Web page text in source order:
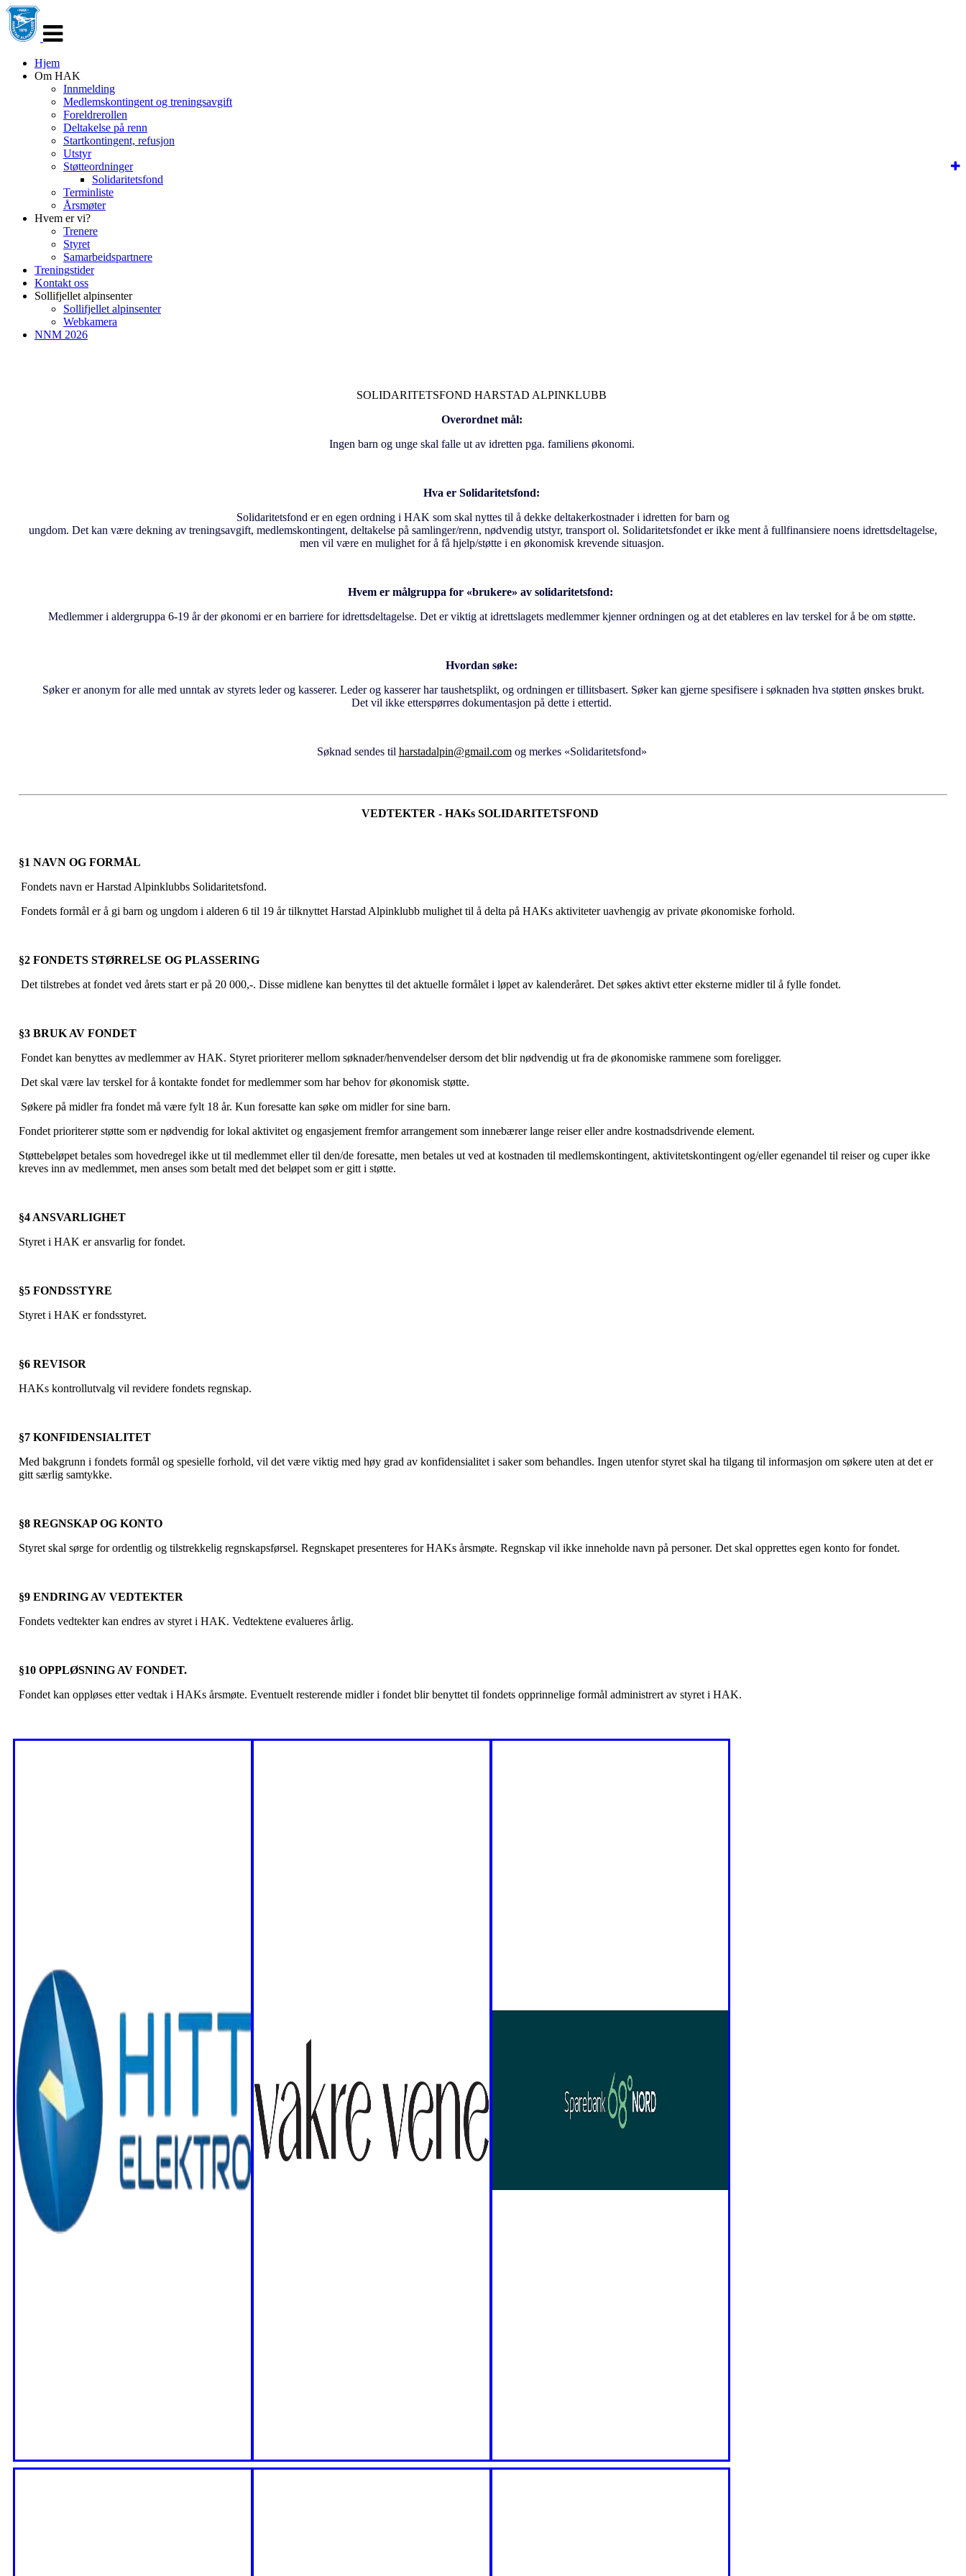
navigasjon
Hjem
Om HAK
Innmelding
Medlemskontingent og treningsavgift
Foreldrerollen
Deltakelse på renn
Startkontingent, refusjon
Utstyr
Støtteordninger
Solidaritetsfond
Terminliste
Årsmøter
Hvem er vi?
Trenere
Styret
Samarbeidspartnere
Treningstider
Kontakt oss
Sollifjellet alpinsenter
Sollifjellet alpinsenter
Webkamera
NNM 2026
SOLIDARITETSFOND HARSTAD ALPINKLUBB
Overordnet mål:
Ingen barn og unge skal falle ut av idretten pga. familiens økonomi.
Hva er Solidaritetsfond:
Solidaritetsfond er en egen ordning i HAK som skal nyttes til å dekke deltakerkostnader i idretten for barn og
ungdom. Det kan være dekning av treningsavgift, medlemskontingent, deltakelse på samlinger/renn, nødvendig utstyr, transport ol. Solidaritetsfondet er ikke ment å fullfinansiere noens idrettsdeltagelse,
men vil være en mulighet for å få hjelp/støtte i en økonomisk krevende situasjon.
Hvem er målgruppa for «brukere» av solidaritetsfond:
Medlemmer i aldergruppa 6-19 år derøkonomi er en barriere for idrettsdeltagelse. Det er viktig at idrettslagets medlemmer kjenner ordningen og at det etableres en lav terskel for å be om støtte.
Hvordan søke:
Søker er anonym for alle med unntak av styrets leder og kasserer. Leder og kasserer har taushetsplikt, og ordningen er tillitsbasert. Søker kan gjerne spesifisere i søknaden hva støtten ønskes brukt.
Det vil ikke etterspørres dokumentasjon på dette i ettertid.
Søknad sendes til harstadalpin@gmail.comog merkes «Solidaritetsfond»
VEDTEKTER - HAKs SOLIDARITETSFOND
§1 NAVN OG FORMÅL
Fondets navn er Harstad Alpinklubbs Solidaritetsfond.
Fondets formål er å gi barn og ungdom i alderen 6 til 19 år tilknyttet Harstad Alpinklubb mulighet til å delta på HAKs aktiviteter uavhengig av private økonomiske forhold.
§2 FONDETS STØRRELSE OG PLASSERING
Det tilstrebes at fondet ved årets start er på 20 000,-. Disse midlene kan benyttes til det aktuelle formålet i løpet av kalenderåret. Det søkes aktivt etter eksterne midler til å fylle fondet.
§3 BRUK AV FONDET
Fondet kan benyttes av medlemmer av HAK. Styret prioriterer mellom søknader/henvendelser dersom det blir nødvendig ut fra de økonomiske rammene som foreligger.
Det skal være lav terskel for å kontakte fondet for medlemmer som har behov for økonomisk støtte.
Søkere på midler fra fondet må være fylt 18 år. Kun foresatte kan søke om midler for sine barn.
Fondet prioriterer støtte som er nødvendig for lokal aktivitet og engasjement fremfor arrangement som innebærer lange reiser eller andre kostnadsdrivende element.
Støttebeløpet betales som hovedregel ikke ut til medlemmet eller til den/de foresatte, men betales ut ved at kostnaden til medlemskontingent, aktivitetskontingent og/eller egenandel til reiser og cuper ikke
kreves inn av medlemmet, men anses som betalt med det beløpet som er gitt i støtte.
§4 ANSVARLIGHET
Styret i HAK er ansvarlig for fondet.
§5 FONDSSTYRE
Styret i HAK er fondsstyret.
§6 REVISOR
HAKs kontrollutvalg vil revidere fondets regnskap.
§7 KONFIDENSIALITET
Med bakgrunn i fondets formål og spesielle forhold, vil det være viktig med høy grad av konfidensialitet i saker som behandles. Ingen utenfor styret skal ha tilgang til informasjon om søkere uten at det er
gitt særlig samtykke.
§8 REGNSKAP OG KONTO
Styret skal sørge for ordentlig og tilstrekkelig regnskapsførsel. Regnskapet presenteres for HAKs årsmøte. Regnskap vil ikke inneholde navn på personer. Det skal opprettes egen konto for fondet.
§9 ENDRING AV VEDTEKTER
Fondets vedtekter kan endres av styret i HAK. Vedtektene evalueres årlig.
§10 OPPLØSNING AV FONDET.
Fondet kan oppløses etter vedtak i HAKs årsmøte. Eventuelt resterende midler i fondet blir benyttet til fondets opprinnelige formål administrert av styret i HAK.